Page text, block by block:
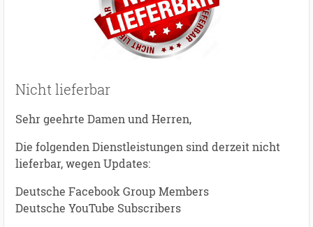
Nicht lieferbar
Sehr geehrte Damen und Herren,
Die folgenden Dienstleistungen sind derzeit nicht
lieferbar, wegen Updates:
Deutsche Facebook Group Members
Deutsche YouTube Subscribers